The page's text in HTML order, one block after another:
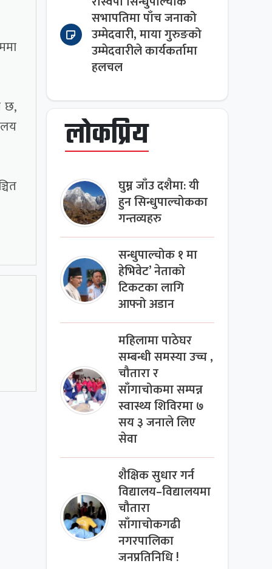
छ,
सभापतिमा पाँच जनाको
उम्मेदवारी, माया गुरुङको
उम्मेदवारीले कार्यकर्तामा
हलचल
लोकप्रिय
घुम्न जाँउ दशैमा: यी
हुन सिन्धुपाल्चोकका
गन्तव्यहरु
सन्धुपाल्चोक १ मा
हेभिवेट’ नेताको
टिकटका लागि
आफ्नो अडान
महिलामा पाठेघर
सम्बन्धी समस्या उच्च ,
चौतारा र
साँगाचोकमा सम्पन्न
स्वास्थ्य शिविरमा ७
सय ३ जनाले लिए
सेवा
शैक्षिक सुधार गर्न
विद्यालय–विद्यालयमा
चौतारा
साँगाचोकगढी
नगरपालिका
जनप्रतिनिधि !